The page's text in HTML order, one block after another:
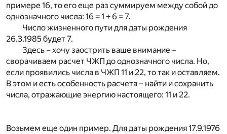
примере 16, то его еще раз суммируем между собой до
однозначного числа: 16 = 1 + 6 = 7.
Число жизненного пути для даты рождения
26.3.1985 будет 7.
Здесь – хочу заострить ваше внимание –
сворачиваем расчет ЧЖП до однозначного числа. Но,
если проявились числа в ЧЖП 11 и 22, то так и оставляем.
В этом и есть особенность расчета – найти и сохранить
числа, отражающие энергию настоящего: 11 и 22.
Возьмем еще один пример. Для даты рождения 17.9.1976